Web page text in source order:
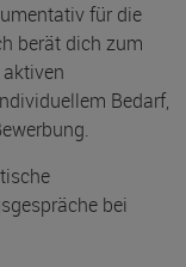
für die
berät dich zum
Bedarf,
bei